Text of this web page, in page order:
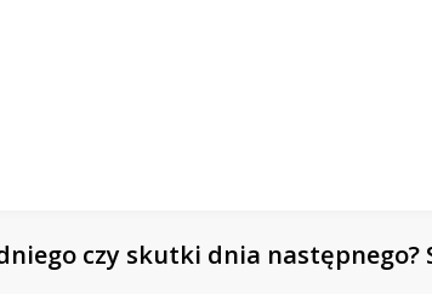
czy skutki dnia następnego?